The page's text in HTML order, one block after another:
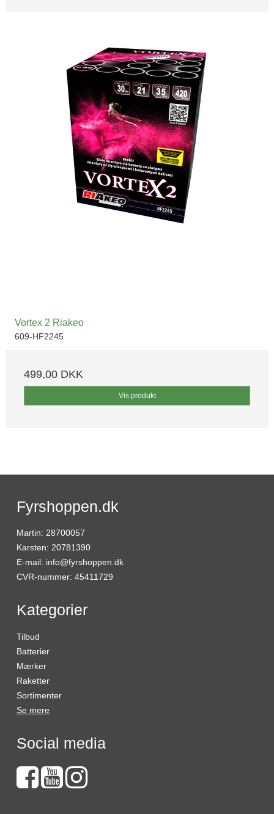
Vortex 2 Riakeo
609-HF2245
499,00 DKK
Vis produkt
Fyrshoppen.dk
Martin: 28700057
Karsten: 20781390
E-mail: info@fyrshoppen.dk
CVR-nummer: 45411729
Kategorier
Tilbud
Batterier
Mærker
Raketter
Sortimenter
Se mere
Social media